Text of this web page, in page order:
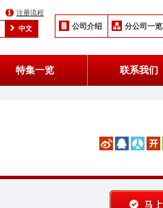
注册流程
中文 公司介绍 分公司一览
特集一览 联系我们